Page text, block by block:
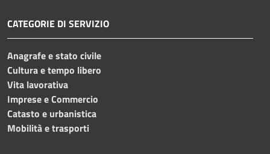
CATEGORIE DI SERVIZIO
Anagrafe e stato civile
Cultura e tempo libero
Vita lavorativa
Imprese e Commercio
Catasto e urbanistica
Mobilità e trasporti